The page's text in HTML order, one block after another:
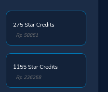
275 Star Credits
Rp 58851
1155 Star Credits
Rp 236258